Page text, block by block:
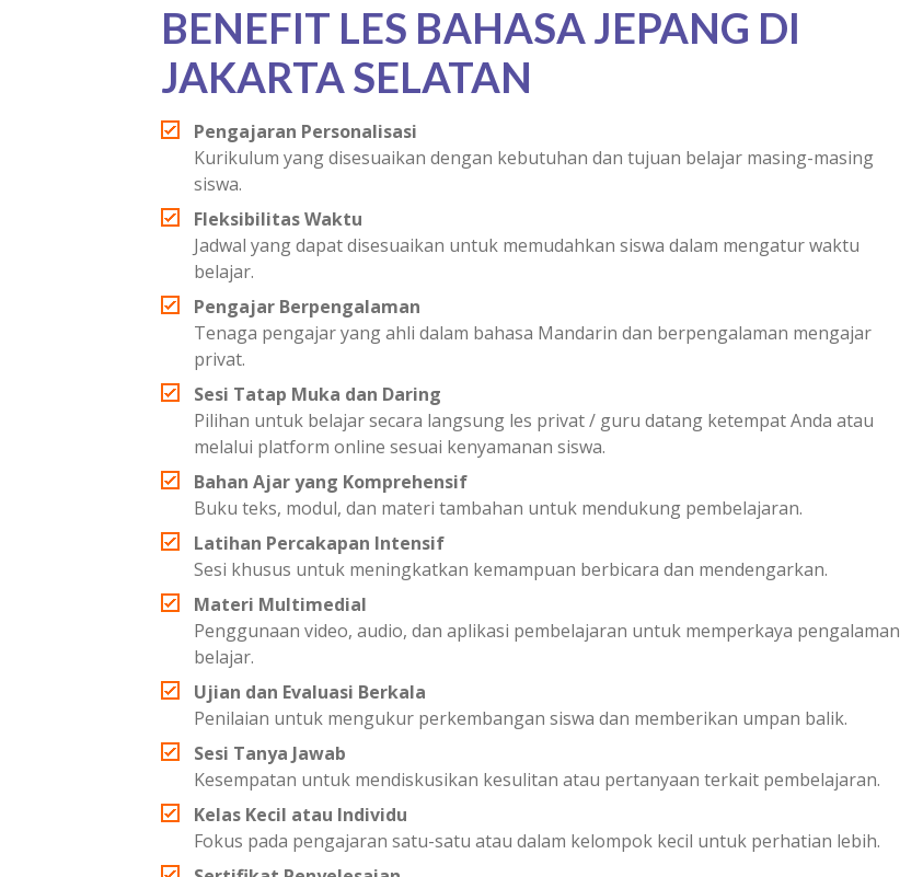
BENEFIT LES BAHASA JEPANG DI
JAKARTA SELATAN
Pengajaran Personalisasi
Kurikulum yang disesuaikan dengan kebutuhan dan tujuan belajar masing-masing
siswa.
Fleksibilitas Waktu
Jadwal yang dapat disesuaikan untuk memudahkan siswa dalam mengatur waktu
belajar.
Pengajar Berpengalaman
Tenaga pengajar yang ahli dalam bahasa Mandarin dan berpengalaman mengajar
privat.
Sesi Tatap Muka dan Daring
Pilihan untuk belajar secara langsung les privat / guru datang ketempat Anda atau
melalui platform online sesuai kenyamanan siswa.
Bahan Ajar yang Komprehensif
Buku teks, modul, dan materi tambahan untuk mendukung pembelajaran.
Latihan Percakapan Intensif
Sesi khusus untuk meningkatkan kemampuan berbicara dan mendengarkan.
Materi Multimedial
Penggunaan video, audio, dan aplikasi pembelajaran untuk memperkaya pengalaman
belajar.
Ujian dan Evaluasi Berkala
Penilaian untuk mengukur perkembangan siswa dan memberikan umpan balik.
Sesi Tanya Jawab
Kesempatan untuk mendiskusikan kesulitan atau pertanyaan terkait pembelajaran.
Kelas Kecil atau Individu
Fokus pada pengajaran satu-satu atau dalam kelompok kecil untuk perhatian lebih.